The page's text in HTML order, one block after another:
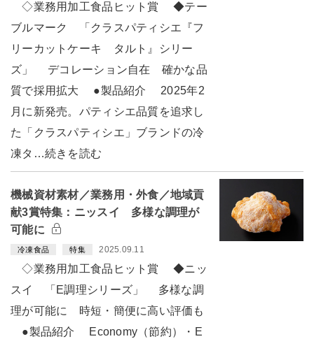
◇業務用加工食品ヒット賞 ◆テー
ブルマーク 「クラスパティシエ『フ
リーカットケーキ タルト』シリー
ズ」 デコレーション自在 確かな品
質で採用拡大 ●製品紹介 2025年2
月に新発売。パティシエ品質を追求し
た「クラスパティシエ」ブランドの冷
凍タ…続きを読む
機械資材素材／業務用・外食／地域貢
献3賞特集：ニッスイ 多様な調理が
可能に
冷凍食品 特集 2025.09.11
◇業務用加工食品ヒット賞 ◆ニッ
スイ 「E調理シリーズ」 多様な調
理が可能に 時短・簡便に高い評価も
●製品紹介 Economy（節約）・E